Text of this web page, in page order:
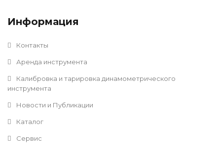
Информация
Контакты
Аренда инструмента
Калибровка и тарировка динамометрического
инструмента
Новости и Публикации
Каталог
Сервис